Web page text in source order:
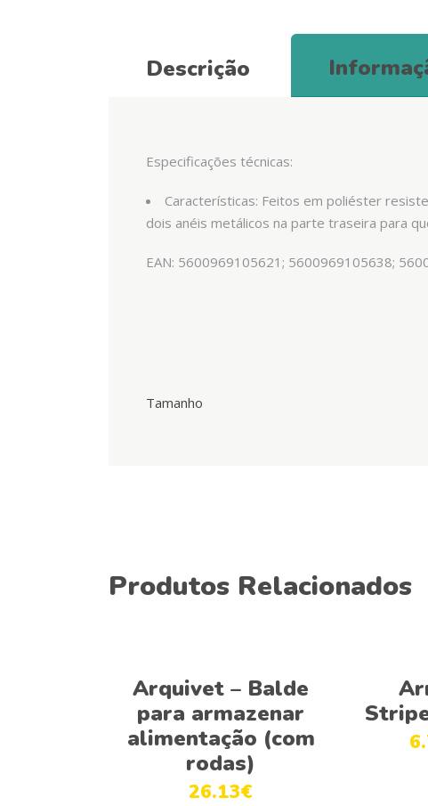
Descrição
Especificações técnicas:
Características: Feitos em poliéster
dois anéis metálicos na parte traseira para
EAN: 5600969105621; 5600969105638;
Tamanho
Produtos Relacionados
Adicionar
Arquivet – Balde
para armazenar
alimentação (com
rodas)
26.13€